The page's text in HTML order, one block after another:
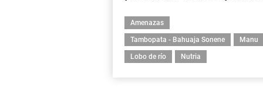
dulce degradados por la
minería de oro
23/10/2025
Poblaciones de lobo de
Amenazas
Tambopata - Bahuaja Sonene Manu
Lobo de río Nutria